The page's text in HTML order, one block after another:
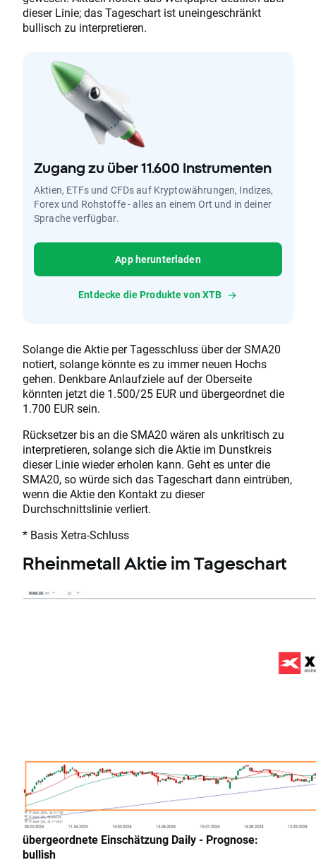
dieser Linie; das Tageschart ist uneingeschränkt
bullisch zu interpretieren.
Zugang zu über 11.600 Instrumenten
Aktien, ETFs und CFDs auf Kryptowährungen, Indizes,
Forex und Rohstoffe - alles an einem Ort und in deiner
Sprache verfügbar.
App herunterladen
Entdecke die Produkte von XTB
Solange die Aktie per Tagesschluss über der SMA20
notiert, solange könnte es zu immer neuen Hochs
gehen. Denkbare Anlaufziele auf der Oberseite
könnten jetzt die 1.500/25 EUR und übergeordnet die
1.700 EUR sein.
Rücksetzer bis an die SMA20 wären als unkritisch zu
interpretieren, solange sich die Aktie im Dunstkreis
dieser Linie wieder erholen kann. Geht es unter die
SMA20, so würde sich das Tageschart dann eintrüben,
wenn die Aktie den Kontakt zu dieser
Durchschnittslinie verliert.
* Basis Xetra-Schluss
Rheinmetall Aktie im Tageschart
übergeordnete Einschätzung Daily - Prognose:
bullish